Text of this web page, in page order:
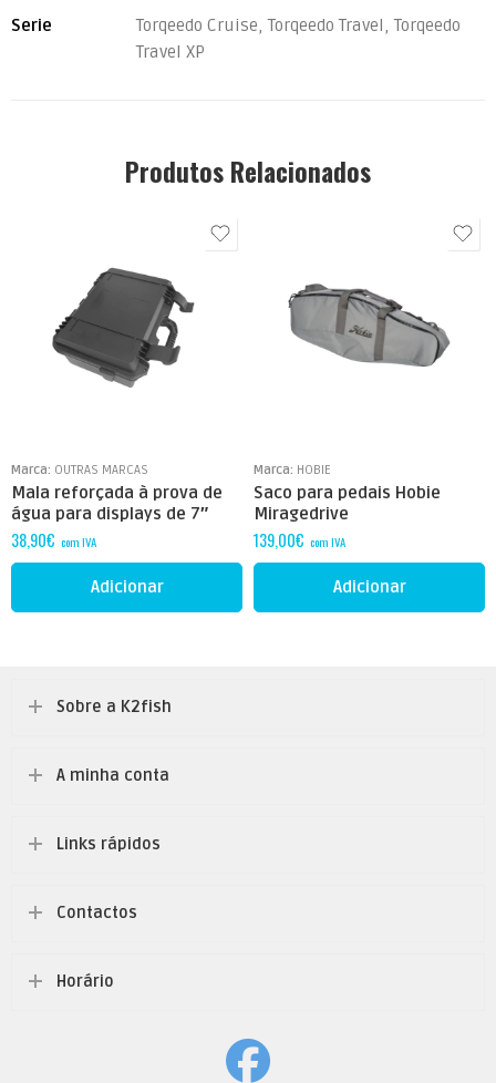
Serie
Torqeedo Cruise, Torqeedo Travel, Torqeedo
Travel XP
Produtos Relacionados
Marca: OUTRAS MARCAS
Mala reforçada à prova de
água para displays de 7″
38,90€ com IVA
Adicionar
Marca: HOBIE
Saco para pedais Hobie
Miragedrive
139,00€ com IVA
Adicionar
Sobre a K2fish
A minha conta
Links rápidos
Contactos
Horário